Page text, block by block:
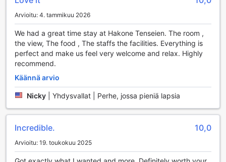
tarjoava pelihuone, joka sopii erinomaisesti perheille ja
ystäville, jotka haluavat viettää aikaa yhdessä. Hotellin
kauniisti hoidettu puutarha on täydellinen paikka nauttia
luonnosta ja rauhoittua, samalla kun voit osallistua erilaisiin
ulkoilma-aktiviteetteihin. Hakone Tenseien Hotel tarjoaa siis
loistavat puitteet viihteelle ja rentoutumiselle, tehden siitä
täydellisen valinnan kaikille, jotka etsivät unohtumatonta
lomakokemusta.
Hakone Tenseien Hotelin Urheilumahdollisuudet
Hakone Tenseien Hotel tarjoaa vierailleen erinomaiset
mahdollisuudet nauttia urheilusta kauniissa ympäristössä.
upeista maisemista, jotka ympäröivät tätä rauhallista
aluetta. Kenttä on suunniteltu sekä aloittelijoille että
Arvioitu: 4. tammikuu 2026
We had a great time stay at Hakone Tenseien. The room ,
the view, The food , The staffs the facilities. Everything is
perfect and make us feel very welcome and relax. Highly
recommend.
Käännä arvio
Nicky Yhdysvallat | Perhe, jossa pieniä lapsia
Incredible. 10,0
Arvioitu: 19. toukokuu 2025